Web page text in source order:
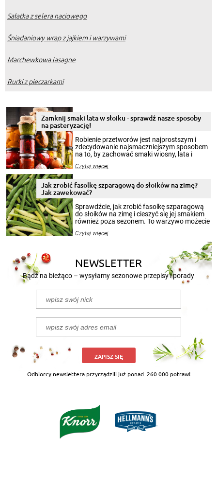
Sałatka z selera naciowego
Śniadaniowy wrap z jajkiem i warzywami
Marchewkowa lasagne
Rurki z pieczarkami
Zamknij smaki lata w słoiku - sprawdź nasze sposoby
na pasteryzację!
Robienie przetworów jest najprostszym i
zdecydowanie najsmaczniejszym sposobem
na to, by zachować smaki wiosny, lata i
krajobrazów, by cieszyć nimi oko w sezonie
pełni poczuć atmosferę cieplejszych
miesięcy. Przygotowanie słoików ze
patenty, które pozwolą zachować świeżość
przetworów.
Czytaj więcej
Jak zrobić fasolkę szparagową do słoików na zimę?
Jak zawekować?
Sprawdźcie, jak zrobić fasolkę szparagową
do słoików na zimę i cieszyć się jej smakiem
również poza sezonem. To warzywo możecie
nasze propozycje!
Czytaj więcej
NEWSLETTER
Bądź na bieżąco – wysyłamy sezonowe przepisy i porady
ZAPISZ SIĘ
Odbiorcy newslettera przyrządzili już ponad 260 000 potraw!